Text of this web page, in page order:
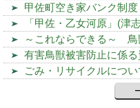
甲佐町空き家バンク制度
「甲佐・乙女河原」(津
～これならできる～ 鳥
有害鳥獣被害防止に係
ごみ・リサイクルについ